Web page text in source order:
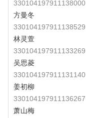
330104197911138000
方曼冬
330104197911138529
林灵萱
330104197911133269
吴思菱
330104197911131140
姜初柳
330104197911136267
萧山梅